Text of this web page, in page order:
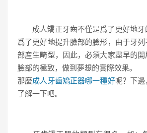
成人矯正牙齒不僅是爲了更好地牙
爲了更好地提升臉部的臉形，由于牙
部産生畸型，因此，必須大家盡早的
臉部的極致，做到夢想的實際效果。
那麼成人牙齒矯正器哪一種好呢？下邊
了解一下吧。